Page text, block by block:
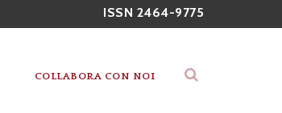
ISSN 2464-9775
COLLABORA CON NOI